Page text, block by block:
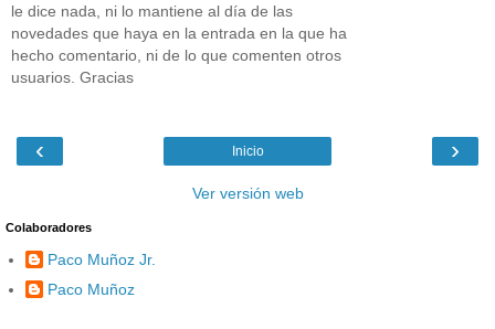
le dice nada, ni lo mantiene al día de las
novedades que haya en la entrada en la que ha
hecho comentario, ni de lo que comenten otros
usuarios. Gracias
‹ ›
Inicio
Ver versión web
Colaboradores
Paco Muñoz Jr.
Paco Muñoz